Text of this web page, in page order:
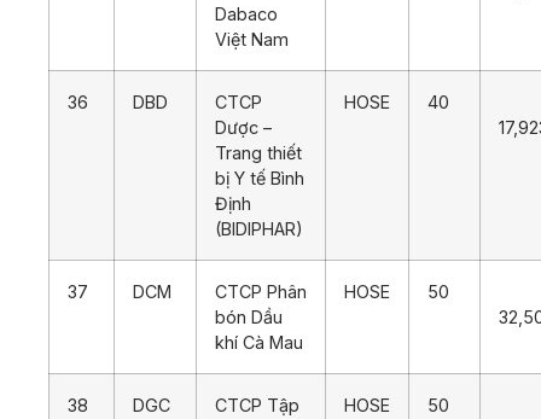
Dabaco
Việt Nam
36 DBD
CTCP
Dược –
Trang thiết
bị Y tế Bình
Định
(BIDIPHAR)
HOSE
40
37 DCM
CTCP Phân
bón Dầu
khí Cà Mau
HOSE
50
38 DGC
CTCP Tập
HOSE
50